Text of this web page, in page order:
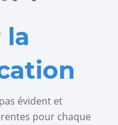
la
évident et
pour chaque